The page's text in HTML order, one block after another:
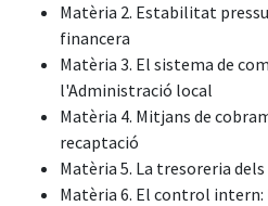
Matèria 2. Estabilitat
financera
Matèria 3. El sistema de
l'Administració local
Matèria 4. Mitjans de
recaptació
Matèria 5. La tresoreria
Matèria 6. El control